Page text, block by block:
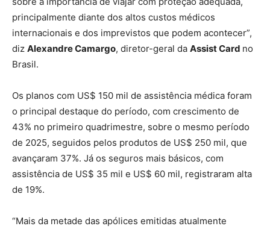
principalmente diante dos altos custos médicos
internacionais e dos imprevistos que podem acontecer”,
diz Alexandre Camargo, diretor-geral da Assist Card no
Brasil.
Os planos com US$ 150 mil de assistência médica foram
o principal destaque do período, com crescimento de
43% no primeiro quadrimestre, sobre o mesmo período
de 2025, seguidos pelos produtos de US$ 250 mil, que
avançaram 37%. Já os seguros mais básicos, com
assistência de US$ 35 mil e US$ 60 mil, registraram alta
de 19%.
“Mais da metade das apólices emitidas atualmente